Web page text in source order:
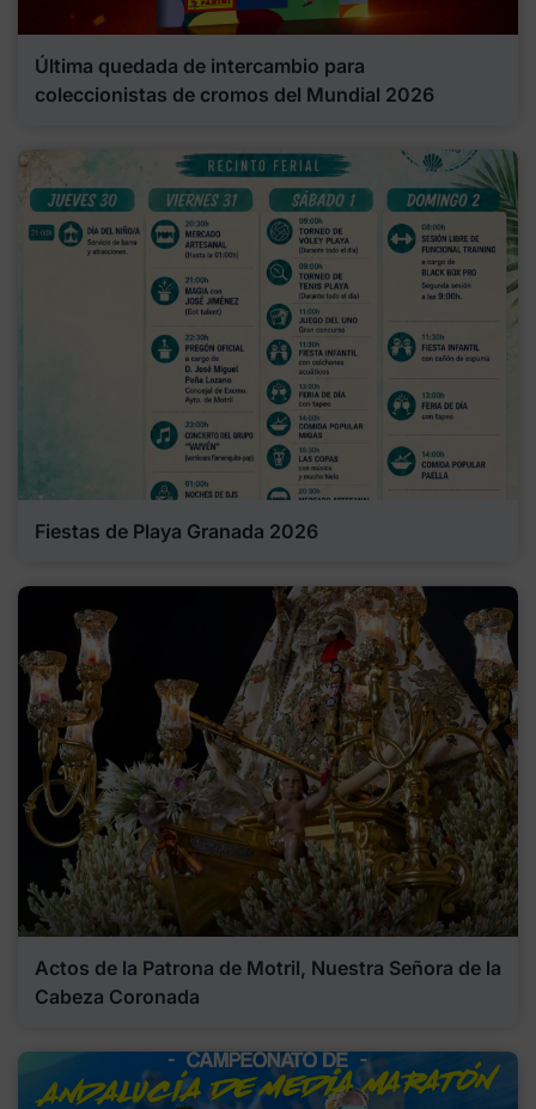
Última quedada de intercambio para
coleccionistas de cromos del Mundial 2026
Fiestas de Playa Granada 2026
Actos de la Patrona de Motril, Nuestra Señora de la
Cabeza Coronada